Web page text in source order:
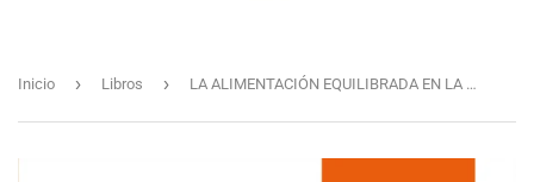
Inicio › Libros › LA ALIMENTACIÓN EQUILIBRADA EN LA VIDA MODERNA